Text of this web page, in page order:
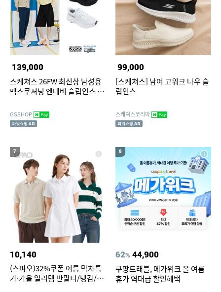
139,000
스케쳐스 26FW 최신상 남성용
맥스쿠셔닝 엔데버 슬립인스 워
GSSHOP
99,000
[스케쳐스] 남여 고워크 나우 슬
립인스
스케쳐스코리아
7
10,140
(스파오)32%쿠폰 여름 막차특
가·가을 얼리템 반팔티/냉감/반
8
62% 44,900
쿠팡트래블, 메가위크 올 여름
휴가 역대급 할인혜택